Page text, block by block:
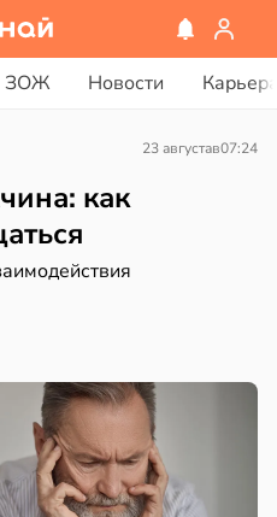
ЗОЖ Новости
23 августав07:24
как